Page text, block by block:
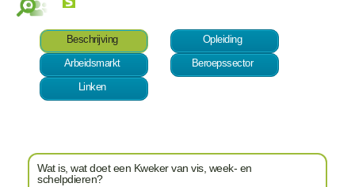
Beschrijving
Opleiding
Arbeidsmarkt
Beroepssector
Linken
Wat is, wat doet een Kweker van vis, week- en
schelpdieren?